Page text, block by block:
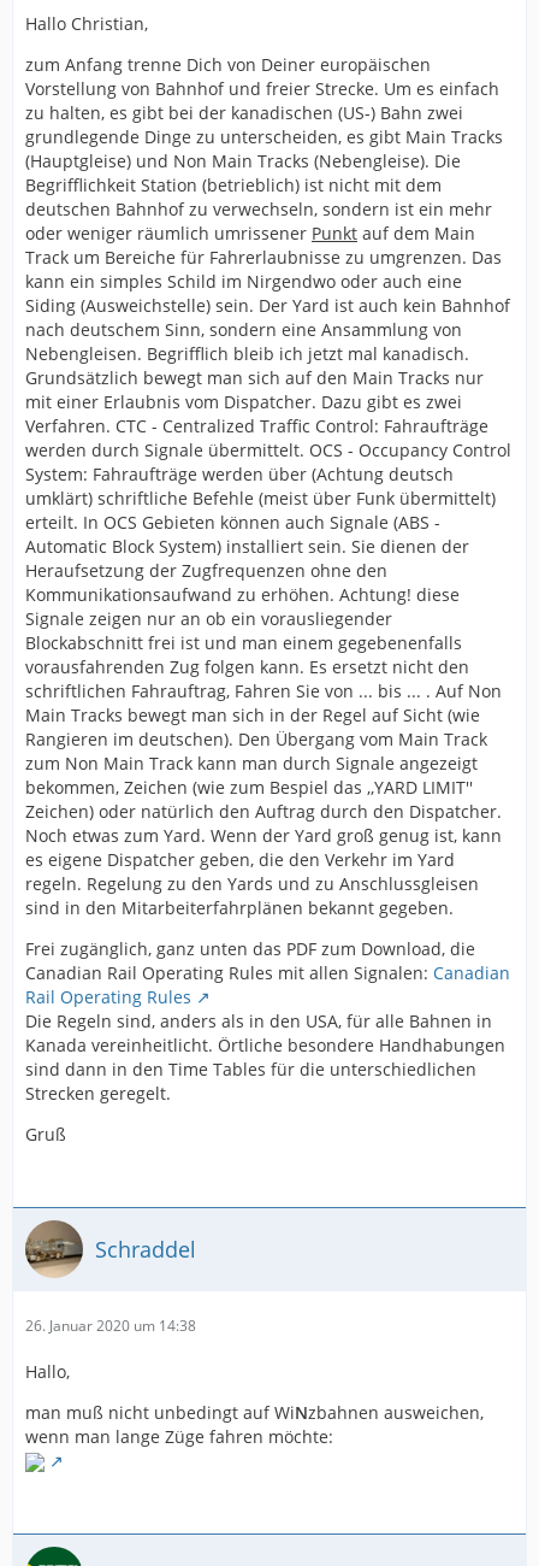
Hallo Christian,
zum Anfang trenne Dich von Deiner europäischen
Vorstellung von Bahnhof und freier Strecke. Um es einfach
zu halten, es gibt bei der kanadischen (US-) Bahn zwei
grundlegende Dinge zu unterscheiden, es gibt Main Tracks
(Hauptgleise) und Non Main Tracks (Nebengleise). Die
Begrifflichkeit Station (betrieblich) ist nicht mit dem
deutschen Bahnhof zu verwechseln, sondern ist ein mehr
oder weniger räumlich umrissener Punkt auf dem Main
Track um Bereiche für Fahrerlaubnisse zu umgrenzen. Das
kann ein simples Schild im Nirgendwo oder auch eine
Siding (Ausweichstelle) sein. Der Yard ist auch kein Bahnhof
nach deutschem Sinn, sondern eine Ansammlung von
Nebengleisen. Begrifflich bleib ich jetzt mal kanadisch.
Grundsätzlich bewegt man sich auf den Main Tracks nur
mit einer Erlaubnis vom Dispatcher. Dazu gibt es zwei
Verfahren. CTC - Centralized Traffic Control: Fahraufträge
werden durch Signale übermittelt. OCS - Occupancy Control
System: Fahraufträge werden über (Achtung deutsch
umklärt) schriftliche Befehle (meist über Funk übermittelt)
erteilt. In OCS Gebieten können auch Signale (ABS -
Automatic Block System) installiert sein. Sie dienen der
Heraufsetzung der Zugfrequenzen ohne den
Kommunikationsaufwand zu erhöhen. Achtung! diese
Signale zeigen nur an ob ein vorausliegender
Blockabschnitt frei ist und man einem gegebenenfalls
vorausfahrenden Zug folgen kann. Es ersetzt nicht den
schriftlichen Fahrauftrag, Fahren Sie von ... bis ... . Auf Non
Main Tracks bewegt man sich in der Regel auf Sicht (wie
Rangieren im deutschen). Den Übergang vom Main Track
zum Non Main Track kann man durch Signale angezeigt
bekommen, Zeichen (wie zum Bespiel das ,,YARD LIMIT''
Zeichen) oder natürlich den Auftrag durch den Dispatcher.
Noch etwas zum Yard. Wenn der Yard groß genug ist, kann
es eigene Dispatcher geben, die den Verkehr im Yard
regeln. Regelung zu den Yards und zu Anschlussgleisen
sind in den Mitarbeiterfahrplänen bekannt gegeben.
Frei zugänglich, ganz unten das PDF zum Download, die
Canadian Rail Operating Rules mit allen Signalen: Canadian
Rail Operating Rules
Die Regeln sind, anders als in den USA, für alle Bahnen in
Kanada vereinheitlicht. Örtliche besondere Handhabungen
sind dann in den Time Tables für die unterschiedlichen
Strecken geregelt.
Gruß
Schraddel
26. Januar 2020 um 14:38
Hallo,
man muß nicht unbedingt auf WiNzbahnen ausweichen,
wenn man lange Züge fahren möchte: